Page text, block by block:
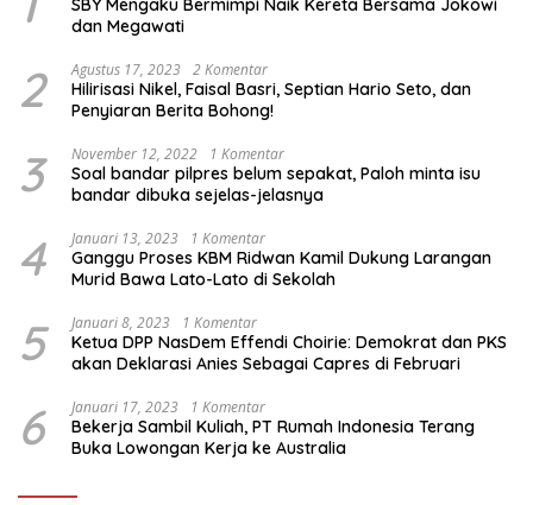
SBY Mengaku Bermimpi Naik Kereta Bersama Jokowi
dan Megawati
2 Agustus 17, 2023 2 Komentar
Hilirisasi Nikel, Faisal Basri, Septian Hario Seto, dan
Penyiaran Berita Bohong!
3 November 12, 2022 1 Komentar
Soal bandar pilpres belum sepakat, Paloh minta isu
bandar dibuka sejelas-jelasnya
4 Januari 13, 2023 1 Komentar
Ganggu Proses KBM Ridwan Kamil Dukung Larangan
Murid Bawa Lato-Lato di Sekolah
5 Januari 8, 2023 1 Komentar
Ketua DPP NasDem Effendi Choirie: Demokrat dan PKS
akan Deklarasi Anies Sebagai Capres di Februari
6 Januari 17, 2023 1 Komentar
Bekerja Sambil Kuliah, PT Rumah Indonesia Terang
Buka Lowongan Kerja ke Australia